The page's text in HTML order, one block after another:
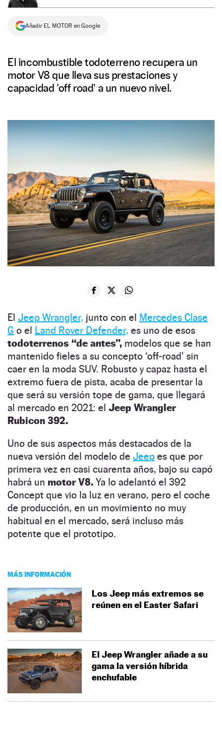
Añadir EL MOTOR en Google
El incombustible todoterreno recupera un
motor V8 que lleva sus prestaciones y
capacidad 'off road' a un nuevo nivel.
El Jeep Wrangler, junto con el Mercedes Clase
G o el Land Rover Defender, es uno de esos
todoterrenos “de antes”, modelos que se han
mantenido fieles a su concepto ‘off-road’ sin
caer en la moda SUV. Robusto y capaz hasta el
extremo fuera de pista, acaba de presentar la
que será su versión tope de gama, que llegará
al mercado en 2021: el Jeep Wrangler
Rubicon 392.
Uno de sus aspectos más destacados de la
nueva versión del modelo de Jeep es que por
primera vez en casi cuarenta años, bajo su capó
habrá un motor V8. Ya lo adelantó el 392
Concept que vio la luz en verano, pero el coche
de producción, en un movimiento no muy
habitual en el mercado, será incluso más
potente que el prototipo.
MÁS INFORMACIÓN
Los Jeep más extremos se
reúnen en el Easter Safari
El Jeep Wrangler añade a su
gama la versión híbrida
enchufable